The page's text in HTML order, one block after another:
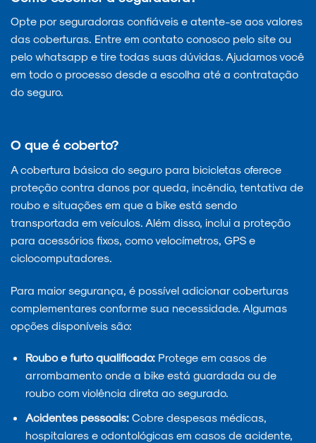
Opte por seguradoras confiáveis e atente-se aos valores
das coberturas. Entre em contato conosco pelo site ou
pelo whatsapp e tire todas suas dúvidas. Ajudamos você
em todo o processo desde a escolha até a contratação
do seguro.
O que é coberto?
A cobertura básica do seguro para bicicletas oferece
proteção contra danos por queda, incêndio, tentativa de
roubo e situações em que a bike está sendo
transportada em veículos. Além disso, inclui a proteção
para acessórios fixos, como velocímetros, GPS e
ciclocomputadores.
Para maior segurança, é possível adicionar coberturas
complementares conforme sua necessidade. Algumas
opções disponíveis são:
Roubo e furto qualificado:Protege em casos de
arrombamento onde a bike está guardada ou de
roubo com violência direta ao segurado.
Acidentes pessoais:Cobre despesas médicas,
hospitalares e odontológicas em casos de acidente,